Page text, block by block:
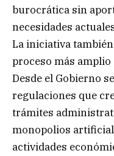
burocrática sin
necesidades
La iniciativa
proceso más
Desde el Gobierno
regulaciones que
trámites
monopolios
actividades